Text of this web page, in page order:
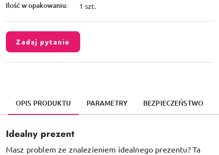
Ilość w opakowaniu: 1 szt.
Zadaj pytanie
OPIS PRODUKTU PARAMETRY BEZPIECZEŃSTWO
Idealny prezent
Masz problem ze znalezieniem idealnego prezentu? Ta